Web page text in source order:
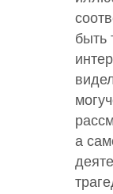
быть
а